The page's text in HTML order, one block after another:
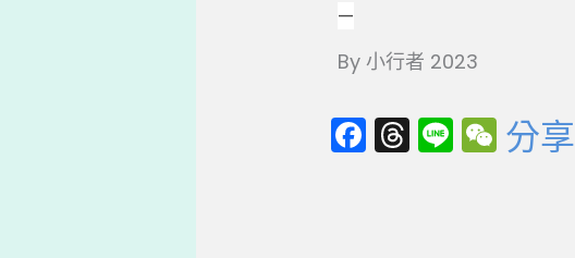
—
By 小行者 2023
F
a
T
hr
Li
n
W
e
分享